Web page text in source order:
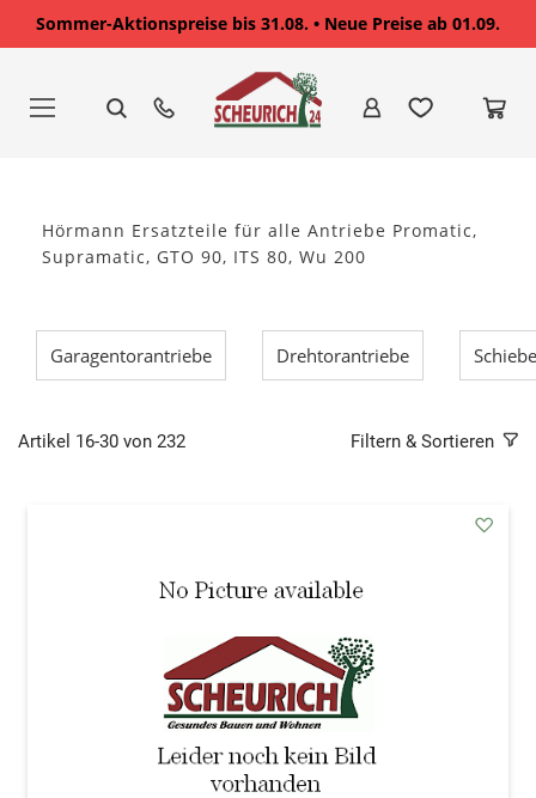
Sommer-Aktionspreise bis 31.08. • Neue Preise ab 01.09.
springen
Hörmann Ersatzteile für alle Antriebe Promatic,
Supramatic, GTO 90, ITS 80, Wu 200
Garagentorantriebe Drehtorantriebe
Artikel 16-30 von 232 Filtern & Sortieren